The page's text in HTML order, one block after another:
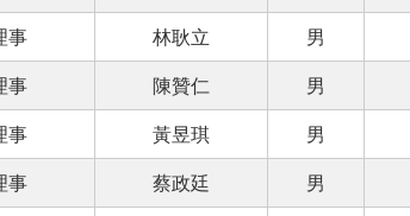
事 林耿立 男
事 陳贊仁 男
事 黃昱琪 男
事 蔡政廷 男